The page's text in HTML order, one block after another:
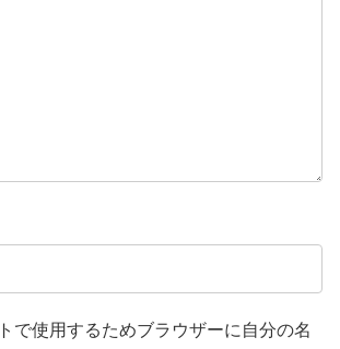
で使用するためブラウザーに自分の名